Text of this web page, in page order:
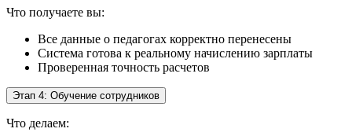
Что получаете вы:
Все данные о педагогах корректно перенесены
Система готова к реальному начислению зарплаты
Проверенная точность расчетов
Этап 4: Обучение сотрудников
Что делаем: